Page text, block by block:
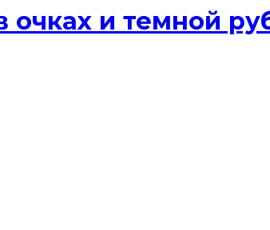
и темной